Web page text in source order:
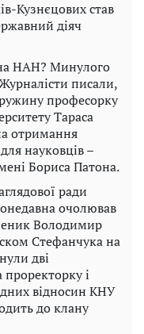
Кузнєцових став
діяч
НАН? Минулого
писали,
професорку
Тараса
отримання
науковців –
Бориса Патона.
ради
очолював
Володимир
Стефанчука на
дві
і
відносин КНУ
до клану